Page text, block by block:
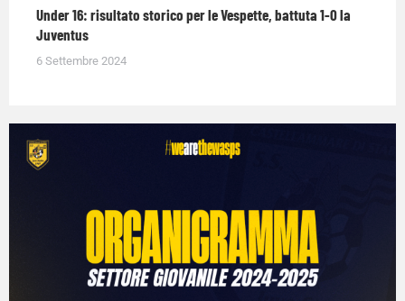
Under 16: risultato storico per le Vespette, battuta 1-0 la
Juventus
6 Settembre 2024